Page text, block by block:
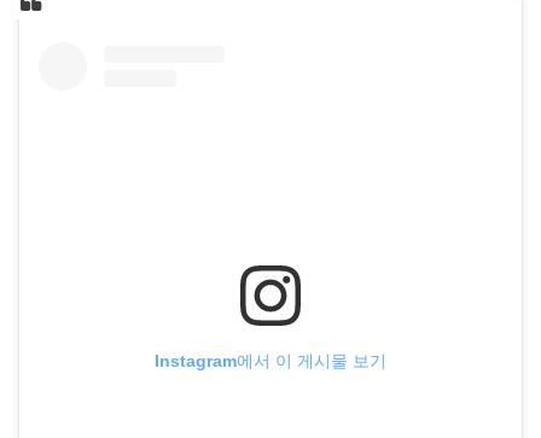
Instagram에서 이 게시물 보기